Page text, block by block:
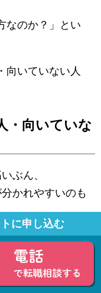
なのか？」とい
向いていない人
・向いていな
ぶん、
かれやすいのも
うかを整理して
に申し込む